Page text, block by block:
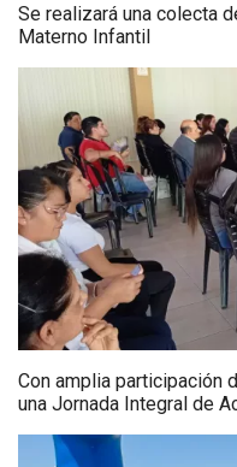
Se realizará una colecta
Materno Infantil
Con amplia participación
una Jornada Integral de